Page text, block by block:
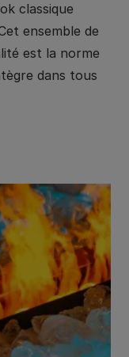
classique
ensemble de
est la norme
dans tous